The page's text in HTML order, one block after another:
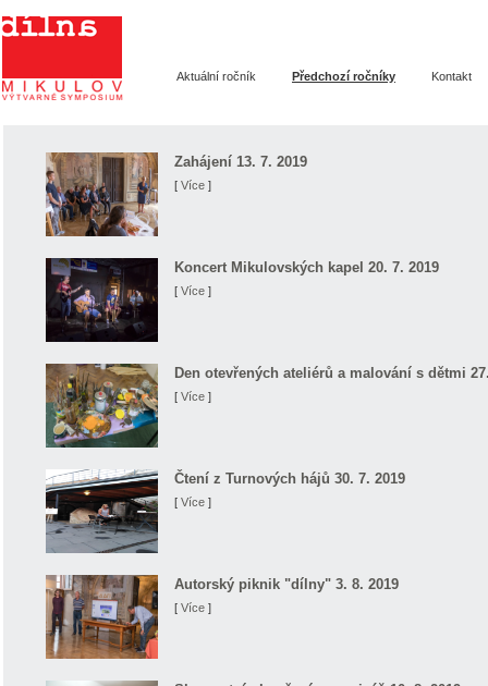
Dílna Mikulov -
Výtvarné symposium
Aktuální ročník Předchozí ročníky Kontakt
Zahájení 13. 7. 2019
[ Více ]
Koncert Mikulovských kapel 20. 7. 2019
[ Více ]
Den otevřených ateliérů a malování s dětmi
[ Více ]
Čtení z Turnových hájů 30. 7. 2019
[ Více ]
Autorský piknik "dílny" 3. 8. 2019
[ Více ]